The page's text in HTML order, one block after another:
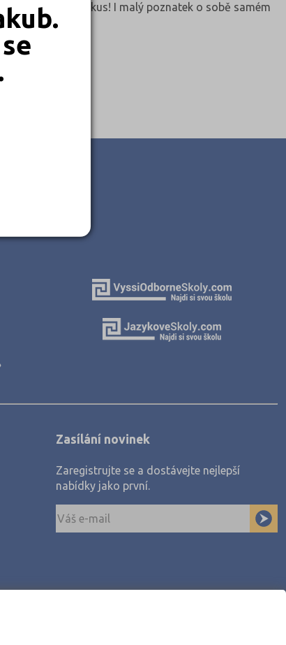
Určitě to zkus! I malý poznatek o sobě samém
Zasílání novinek
Zaregistrujte se a dostávejte nejlepší
nabídky jako první.